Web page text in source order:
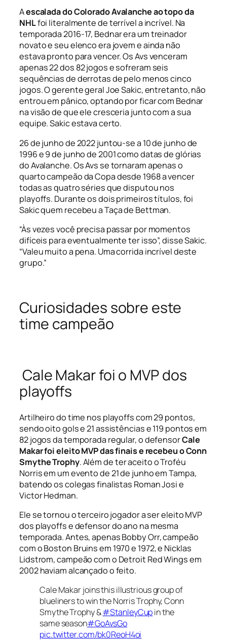
Aescalada do Colorado Avalanche ao topo da
NHLfoi literalmente de terrível a incrível. Na
temporada 2016-17, Bednar era um treinador
novato e seu elenco era jovem e ainda não
estava pronto para vencer. Os Avs venceram
apenas 22 dos 82 jogos e sofreram seis
sequências de derrotas de pelo menos cinco
jogos. O gerente geral Joe Sakic, entretanto, não
entrou em pânico, optando por ficar com Bednar
na visão de que ele cresceria junto com a sua
equipe. Sakic estava certo.
26 de junho de 2022 juntou-se a 10 de junho de
1996 e 9 de junho de 2001 como datas de glórias
do Avalanche. Os Avs se tornaram apenas o
quarto campeão da Copa desde 1968 a vencer
todas as quatro séries que disputou nos
playoffs. Durante os dois primeiros títulos, foi
Sakic quem recebeu a Taça de Bettman.
“Às vezes você precisa passar por momentos
difíceis para eventualmente ter isso”, disse Sakic.
“Valeu muito a pena. Uma corrida incrível deste
grupo.”
Curiosidades sobre este
time campeão
Cale Makar foi o MVP dos
playoffs
Artilheiro do time nos playoffscom 29 pontos,
sendo oito gols e 21 assistências e 119 pontos em
82 jogos da temporada regular, o defensorCale
Makar foi eleito MVP das finais e recebeu o Conn
Smythe Trophy. Além de ter aceito o Troféu
Norris em um evento de 21 de junho em Tampa,
batendo os colegas finalistas Roman Josi e
Victor Hedman.
Ele se tornou o terceiro jogador a ser eleito MVP
dos playoffse defensor do ano na mesma
temporada. Antes, apenas Bobby Orr, campeão
com o Boston Bruins em 1970 e 1972, e Nicklas
Lidstrom, campeão com o Detroit Red Wings em
2002 haviam alcançado o feito.
Cale Makar joins this illustrious group of
blueliners to win the Norris Trophy, Conn
Smythe Trophy &#StanleyCupin the
same season#GoAvsGo
pic.twitter.com/bk0ReoH4oi